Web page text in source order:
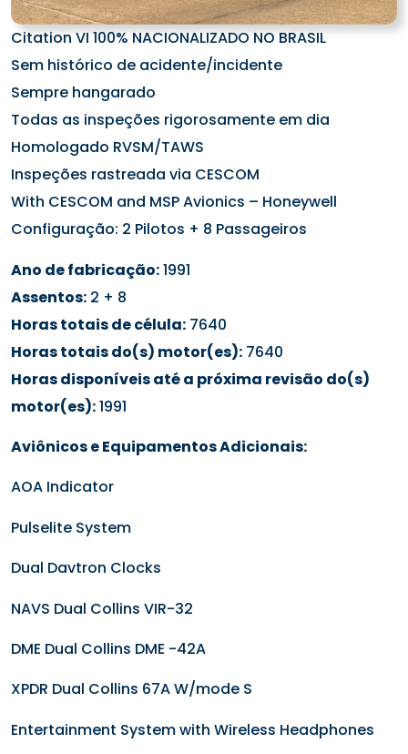
Citation VI 100% NACIONALIZADO NO BRASIL
Sem histórico de acidente/incidente
Sempre hangarado
Todas as inspeções rigorosamente em dia
Homologado RVSM/TAWS
Inspeções rastreada via CESCOM
With CESCOM and MSP Avionics – Honeywell
Configuração: 2 Pilotos + 8 Passageiros
Ano de fabricação:1991
Assentos: 2 + 8
Horas totais de célula: 7640
Horas totais do(s) motor(es): 7640
Horas disponíveis até a próxima revisão do(s)
motor(es):1991
Aviônicos e Equipamentos Adicionais:
AOA Indicator
Pulselite System
Dual Davtron Clocks
NAVS Dual Collins VIR-32
DME Dual Collins DME -42A
XPDR Dual Collins 67A W/mode S
Entertainment System with Wireless Headphones